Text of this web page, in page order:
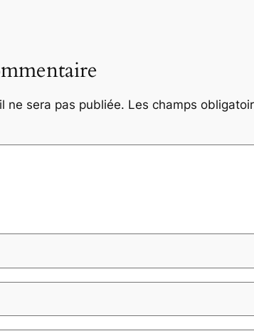
ne sera pas publiée. Les champs